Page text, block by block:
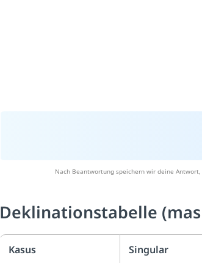
Nach Beantwortung speichern wir deine
Deklinationstabelle
Kasus Singular